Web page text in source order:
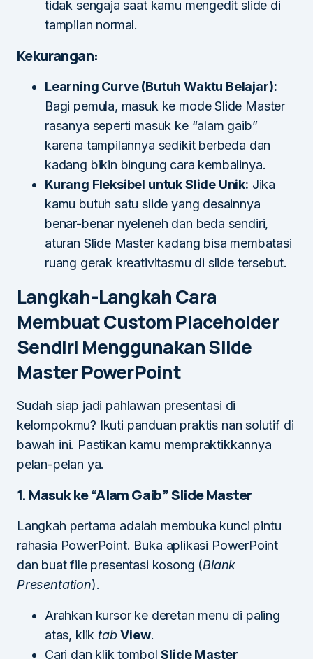
tidak sengaja saat kamu mengedit slide di
tampilan normal.
Kekurangan:
Learning Curve (Butuh Waktu Belajar):
Bagi pemula, masuk ke mode Slide Master
rasanya seperti masuk ke “alam gaib”
karena tampilannya sedikit berbeda dan
kadang bikin bingung cara kembalinya.
Kurang Fleksibel untuk Slide Unik: Jika
kamu butuh satu slide yang desainnya
benar-benar nyeleneh dan beda sendiri,
aturan Slide Master kadang bisa membatasi
ruang gerak kreativitasmu di slide tersebut.
Langkah-Langkah Cara
Membuat Custom Placeholder
Sendiri Menggunakan Slide
Master PowerPoint
Sudah siap jadi pahlawan presentasi di
kelompokmu? Ikuti panduan praktis nan solutif di
bawah ini. Pastikan kamu mempraktikkannya
pelan-pelan ya.
1. Masuk ke “Alam Gaib” Slide Master
Langkah pertama adalah membuka kunci pintu
rahasia PowerPoint. Buka aplikasi PowerPoint
dan buat file presentasi kosong (Blank
Presentation).
Arahkan kursor ke deretan menu di paling
atas, klik tab View.
Cari dan klik tombolSlide Master